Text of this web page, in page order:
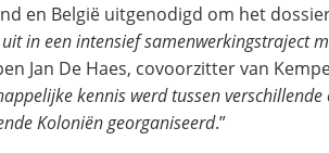
en België uitgenodigd om het
in een intensief samenwerkingstraject
Jan De Haes, covoorzitter van
kennis werd tussen
Koloniën georganiseerd.”